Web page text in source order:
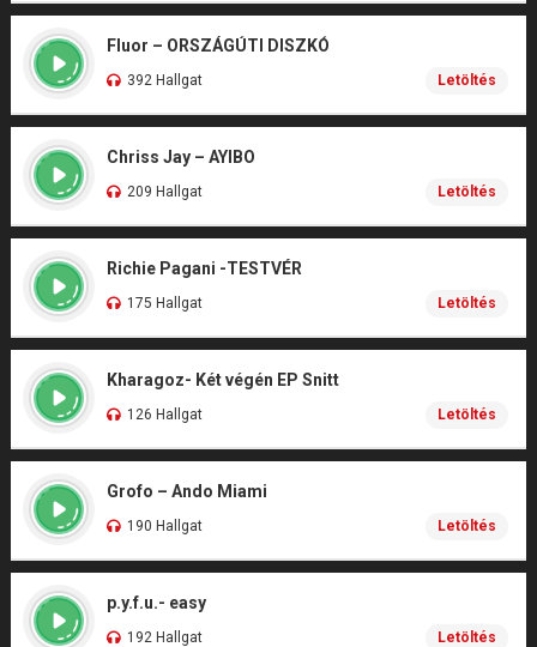
Fluor – ORSZÁGÚTI DISZKÓ
392 Hallgat Letöltés
Chriss Jay – AYIBO
209 Hallgat Letöltés
Richie Pagani -TESTVÉR
175 Hallgat Letöltés
Kharagoz- Két végén EP Snitt
126 Hallgat Letöltés
Grofo – Ando Miami
190 Hallgat Letöltés
p.y.f.u.- easy
192 Hallgat Letöltés